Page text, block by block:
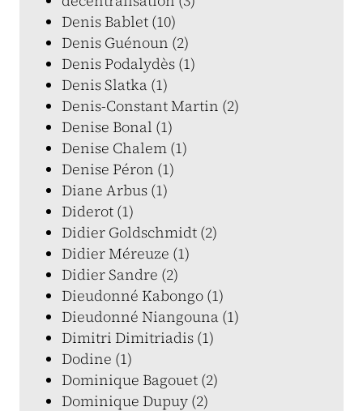
Denis Bablet (10)
Denis Guénoun (2)
Denis Podalydès (1)
Denis Slatka (1)
Denis-Constant Martin (2)
Denise Bonal (1)
Denise Chalem (1)
Denise Péron (1)
Diane Arbus (1)
Diderot (1)
Didier Goldschmidt (2)
Didier Méreuze (1)
Didier Sandre (2)
Dieudonné Kabongo (1)
Dieudonné Niangouna (1)
Dimitri Dimitriadis (1)
Dodine (1)
Dominique Bagouet (2)
Dominique Dupuy (2)